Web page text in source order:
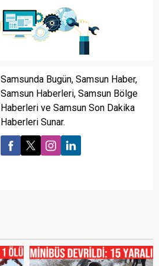
Samsunda Bugün, Samsun Haber,
Samsun Haberleri, Samsun Bölge
Haberleri ve Samsun Son Dakika
Haberleri Sunar.